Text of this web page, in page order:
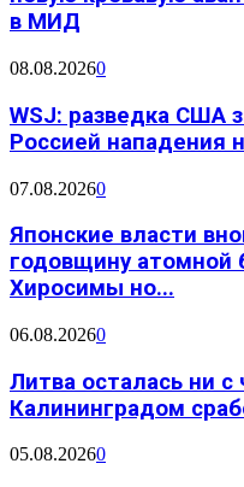
в МИД
08.08.20260
WSJ: разведка США
Россией нападения
07.08.20260
Японские власти
годовщину атомной
Хиросимы но...
06.08.20260
Литва осталась ни
Калининградом
05.08.20260